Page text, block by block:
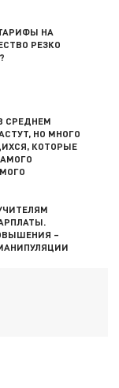
НА
РЕЗКО
СРЕДНЕМ
НО МНОГО
КОТОРЫЕ
–